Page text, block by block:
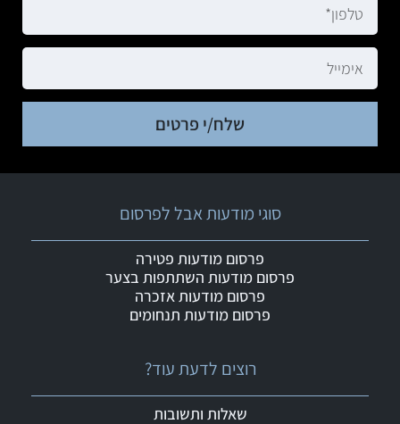
שלח/י פרטים
רוצים לדעת עוד?
שאלות ותשובות
סוגי מודעות אבל לפרסום
פרסום מודעות פטירה
פרסום מודעות השתתפות בצער
פרסום מודעות אזכרה
פרסום מודעות תנחומים